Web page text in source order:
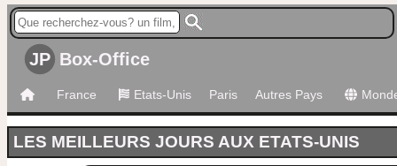
JP Box-Office
France Etats-Unis Paris Autres Pays
LES MEILLEURS JOURS AUX ETATS-UNIS